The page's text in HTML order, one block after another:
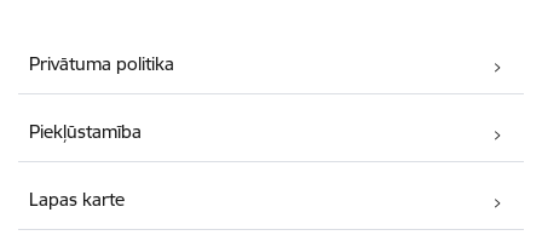
Privātuma politika
Piekļūstamība
Lapas karte